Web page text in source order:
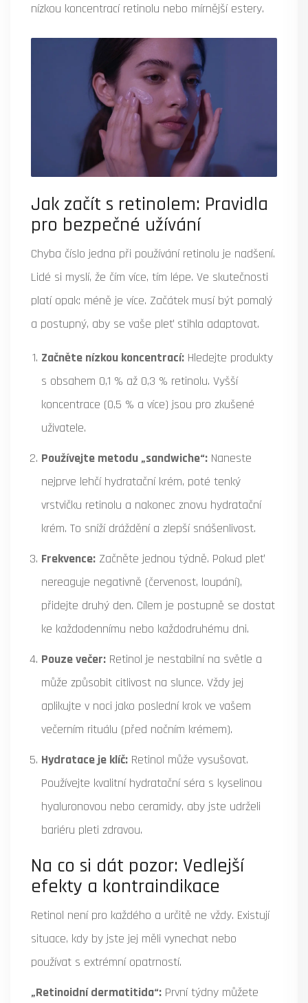
nízkou koncentrací retinolu nebo mírnější estery.
Jak začít s retinolem: Pravidla
pro bezpečné užívání
Chyba číslo jedna při používání retinolu je nadšení.
Lidé si myslí, že čím více, tím lépe. Ve skutečnosti
platí opak: méně je více. Začátek musí být pomalý
a postupný, aby se vaše pleť stihla adaptovat.
Začněte nízkou koncentrací: Hledejte produkty
s obsahem 0,1 % až 0,3 % retinolu. Vyšší
koncentrace (0,5 % a více) jsou pro zkušené
uživatele.
Používejte metodu „sandwiche“: Naneste
nejprve lehčí hydratační krém, poté tenký
vrstvičku retinolu a nakonec znovu hydratační
krém. To sníží dráždění a zlepší snášenlivost.
Frekvence: Začněte jednou týdně. Pokud pleť
nereaguje negativně (červenost, loupání),
přidejte druhý den. Cílem je postupně se dostat
ke každodennímu nebo každodruhému dni.
Pouze večer: Retinol je nestabilní na světle a
může způsobit citlivost na slunce. Vždy jej
aplikujte v noci jako poslední krok ve vašem
večerním rituálu (před nočním krémem).
Hydratace je klíč: Retinol může vysušovat.
Používejte kvalitní hydratační séra s kyselinou
hyaluronovou nebo ceramidy, aby jste udrželi
bariéru pleti zdravou.
Na co si dát pozor: Vedlejší
efekty a kontraindikace
Retinol není pro každého a určitě ne vždy. Existují
situace, kdy by jste jej měli vynechat nebo
používat s extrémní opatrností.
„Retinoidní dermatitida“: První týdny můžete